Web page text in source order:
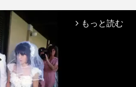
arrow_forward_ios もっと読む